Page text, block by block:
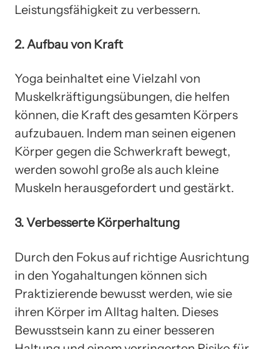
Leistungsfähigkeit zu verbessern.
2. Aufbau von Kraft
Yoga beinhaltet eine Vielzahl von
Muskelkräftigungsübungen, die helfen
können, die Kraft des gesamten Körpers
aufzubauen. Indem man seinen eigenen
Körper gegen die Schwerkraft bewegt,
werden sowohl große als auch kleine
Muskeln herausgefordert und gestärkt.
3. Verbesserte Körperhaltung
Durch den Fokus auf richtige Ausrichtung
in den Yogahaltungen können sich
Praktizierende bewusst werden, wie sie
ihren Körper im Alltag halten. Dieses
Bewusstsein kann zu einer besseren